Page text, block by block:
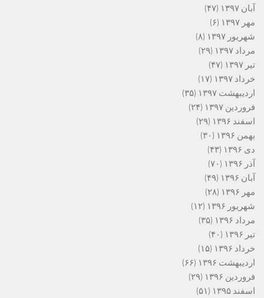
آبان ۱۳۹۷
(۴۷)
مهر ۱۳۹۷
(۶)
شهریور ۱۳۹۷
(۸)
مرداد ۱۳۹۷
(۲۹)
تیر ۱۳۹۷
(۴۷)
خرداد ۱۳۹۷
(۱۷)
اردیبهشت ۱۳۹۷
(۳۵)
فروردین ۱۳۹۷
(۲۴)
اسفند ۱۳۹۶
(۲۹)
بهمن ۱۳۹۶
(۳۰)
دی ۱۳۹۶
(۴۳)
آذر ۱۳۹۶
(۷۰)
آبان ۱۳۹۶
(۴۹)
مهر ۱۳۹۶
(۲۸)
شهریور ۱۳۹۶
(۱۲)
مرداد ۱۳۹۶
(۳۵)
تیر ۱۳۹۶
(۴۰)
خرداد ۱۳۹۶
(۱۵)
اردیبهشت ۱۳۹۶
(۶۶)
فروردین ۱۳۹۶
(۲۹)
اسفند ۱۳۹۵
(۵۱)